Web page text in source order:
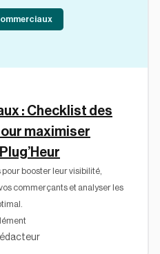
: Checklist des
maximiser
booster leur visibilité,
commerçants et analyser les